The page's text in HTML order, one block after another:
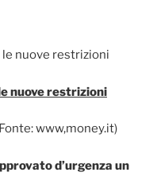
nuove restrizioni
www,money.it)
d’urgenza un